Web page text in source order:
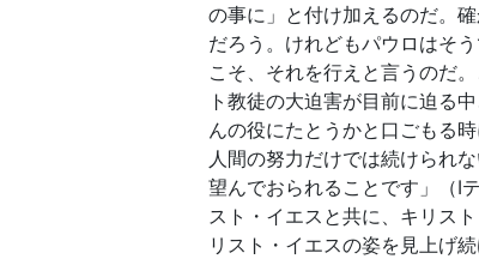
の事に」と付け加えるのだ。
だろう。けれどもパウロはそ
こそ、それを行えと言うのだ
ト教徒の大迫害が目前に迫る
んの役にたとうかと口ごもる
人間の努力だけでは続けられ
望んでおられることです」（Ⅰ
スト・イエスと共に、キリス
リスト・イエスの姿を見上げ